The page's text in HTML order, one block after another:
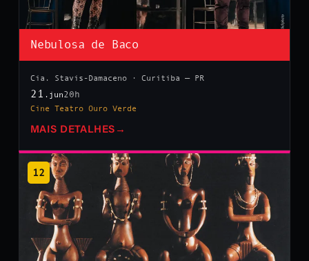
Nebulosa de Baco
Cia. Stavis-Damaceno · Curitiba — PR
21 .jun20h
Cine Teatro Ouro Verde
MAIS DETALHES →
12